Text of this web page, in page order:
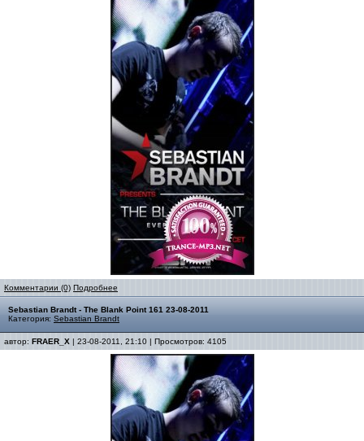
Комментарии (0) Подробнее
Sebastian Brandt - The Blank Point 161 23-08-2011
Категория: Sebastian Brandt
автор: FRAER_X | 23-08-2011, 21:10 | Просмотров: 4105